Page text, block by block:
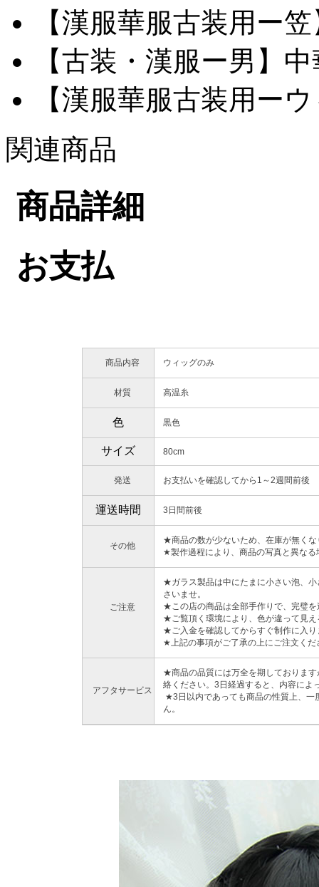
【漢服華服古装用ー
【古装・漢服ー男】
【漢服華服古装用ー
関連商品
商品詳細
お支払
商品内容 ウィッグのみ
材質 高温糸
色 黒色
サイズ 80cm
発送 お支払いを確認してから1～2週間前後
運送時間 3日間前後
その他
★商品の数が少ないため、在庫が無く
★製作過程により、商品の写真と異な
ご注意
★ガラス製品は中にたまに小さい泡、
さいませ。
★この店の商品は全部手作りで、完璧
★ご覧頂く環境により、色が違って見
★ご入金を確認してからすぐ制作に入
★上記の事項がご了承の上にご注文くだ
アフタサービス
★商品の品質には万全を期しておりま
絡ください。3日経過すると、内容によ
★3日以内であっても商品の性質上、一
ん。